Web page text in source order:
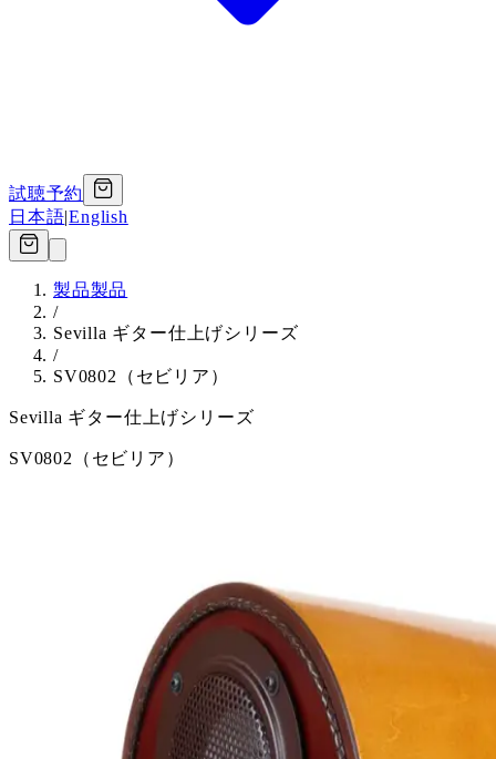
試聴予約
日本語|English
製品製品
/
Sevilla ギター仕上げシリーズ
/
SV0802（セビリア）
Sevilla ギター仕上げシリーズ
SV0802（セビリア）